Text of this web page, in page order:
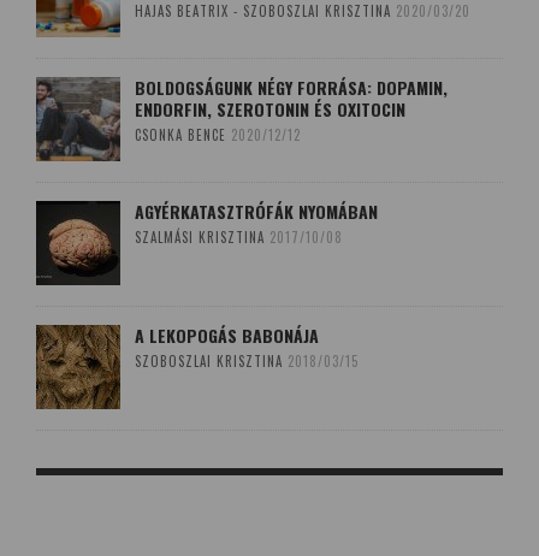
HAJAS BEATRIX - SZOBOSZLAI KRISZTINA 2020/03/20
BOLDOGSÁGUNK NÉGY FORRÁSA: DOPAMIN,
ENDORFIN, SZEROTONIN ÉS OXITOCIN
CSONKA BENCE 2020/12/12
AGYÉRKATASZTRÓFÁK NYOMÁBAN
SZALMÁSI KRISZTINA 2017/10/08
A LEKOPOGÁS BABONÁJA
SZOBOSZLAI KRISZTINA 2018/03/15